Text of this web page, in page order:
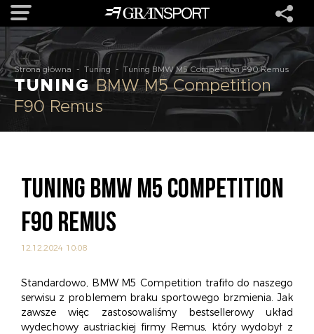
OFERTA
MARKI
O NAS
KONTAKT
OFERTA ZOSTAŃ PARTNEREM
Strona główna - Tuning - Tuning BMW M5 Competition F90 Remus
TUNING
BMW M5 Competition
F90 Remus
TUNING BMW M5 COMPETITION
F90 REMUS
12.12.2024 10:08
Standardowo, BMW M5 Competition trafiło do naszego
serwisu z problemem braku sportowego brzmienia. Jak
zawsze więc zastosowaliśmy bestsellerowy układ
wydechowy austriackiej firmy Remus, który wydobył z